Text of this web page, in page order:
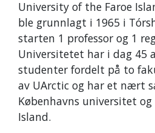
University of the Faroe
ble grunnlagt i 1965 i
starten 1 professor og 1
Universitetet har i dag 45
studenter fordelt på to
av UArctic og har et nært
Københavns universitet
Island.